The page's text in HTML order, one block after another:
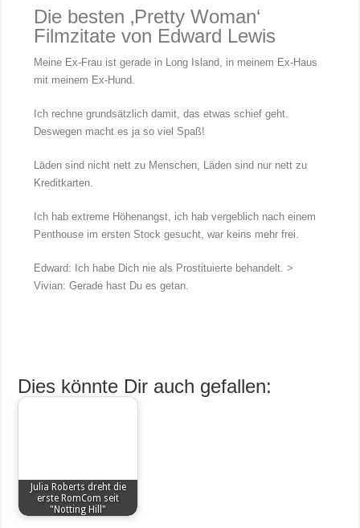
Die besten ‚Pretty Woman‘
Filmzitate von Edward Lewis
Meine Ex-Frau ist gerade in Long Island, in meinem Ex-Haus
mit meinem Ex-Hund.
Ich rechne grundsätzlich damit, das etwas schief geht.
Deswegen macht es ja so viel Spaß!
Läden sind nicht nett zu Menschen, Läden sind nur nett zu
Kreditkarten.
Ich hab extreme Höhenangst, ich hab vergeblich nach einem
Penthouse im ersten Stock gesucht, war keins mehr frei.
Edward: Ich habe Dich nie als Prostituierte behandelt. >
Vivian: Gerade hast Du es getan.
Dies könnte Dir auch gefallen:
Julia Roberts dreht die
erste RomCom seit
"Notting Hill"